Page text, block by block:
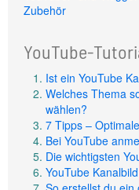
Zubehör
YouTube-
Ist ein YouTube
Welches Thema
wählen?
7 Tipps –
Bei YouTube
Die wichtigsten
YouTube